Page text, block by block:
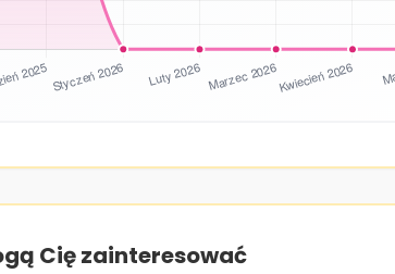
Cię zainteresować